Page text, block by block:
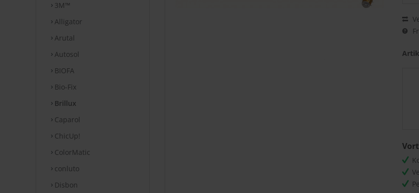
3M™
Alligator
Arutal
Autosol
BIOFA
Bio-Fix
Brillux
Caparol
ChicUp!
ColorMatic
conluto
Disbon